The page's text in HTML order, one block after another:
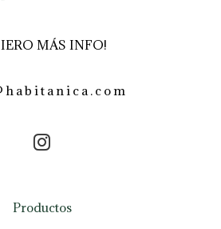
MÁS INFO!
Productos